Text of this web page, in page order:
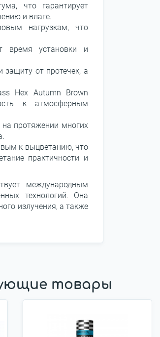
что гарантирует
и влаге.
нагрузкам, что
время установки и
от протечек, а
Hex Autumn Brown
к атмосферным
на протяжении многих
к выцветанию, что
практичности и
международным
технологий. Она
излучения, а также
товары